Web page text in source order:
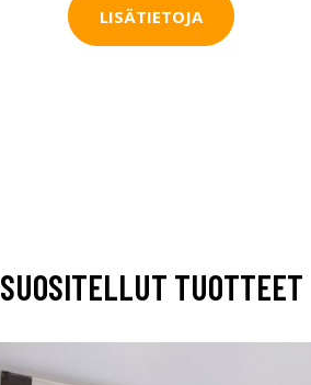
LISÄTIETOJA
SUOSITELLUT TUOTTEET